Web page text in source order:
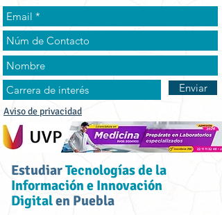
Enviar
Aviso de privacidad
EstudiarTecnologías de la
Información e Innovación
Digitalen Puebla